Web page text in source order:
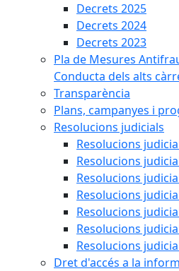
Decrets 2025
Decrets 2024
Decrets 2023
Pla de Mesures
Conducta dels alts
Transparència
Plans, campanyes i
Resolucions judicials
Resolucions
Resolucions
Resolucions
Resolucions
Resolucions
Resolucions
Resolucions
Dret d'accés a la